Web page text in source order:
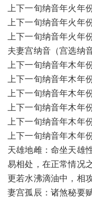
上下一旬纳音年火年
上下一旬纳音年火年
上下一旬纳音年火年
夫妻宫纳音（宫选纳
上下一旬纳音年木年
上下一旬纳音年木年
上下一旬纳音年木年
上下一旬纳音年木年
上下一旬纳音年木年
上下一旬纳音年木年
天雄地雌：命坐天雄
易相处，在正常情况
更若水沸滴油中，相
妻宫孤辰：诸煞秘要